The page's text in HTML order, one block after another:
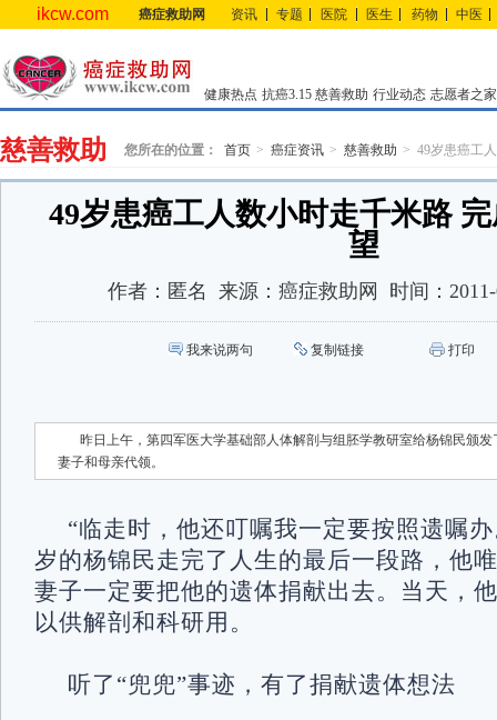
ikcw.com 癌症救助网 资讯 专题 医院 医生 药物 中医
健康热点 抗癌3.15 慈善救助 行业动态 志愿者之家
慈善救助 您所在的位置： 首页 癌症资讯 慈善救助 49岁患癌工
49岁患癌工人数小时走千米路
望
作者： 匿名 来源： 癌症救助网 时间：
我来说两句 复制链接 打印
昨日上午，第四军医大学基础部人体解剖与组胚学教研室给杨锦民颁
妻子和母亲代领。
“临走时，他还叮嘱我一定要按照遗嘱
岁的杨锦民走完了人生的最后一段路，他
妻子一定要把他的遗体捐献出去。当天，
以供解剖和科研用。
听了“兜兜”事迹，有了捐献遗体想法